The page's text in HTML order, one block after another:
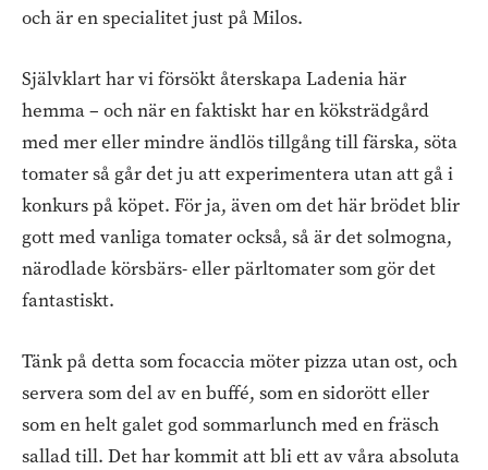
och är en specialitet just på Milos.
Självklart har vi försökt återskapa Ladenia här
hemma – och när en faktiskt har en köksträdgård
med mer eller mindre ändlös tillgång till färska, söta
tomater så går det ju att experimentera utan att gå i
konkurs på köpet. För ja, även om det här brödet blir
gott med vanliga tomater också, så är det solmogna,
närodlade körsbärs- eller pärltomater som gör det
fantastiskt.
Tänk på detta som focaccia möter pizza utan ost, och
servera som del av en buffé, som en sidorött eller
som en helt galet god sommarlunch med en fräsch
sallad till. Det har kommit att bli ett av våra absoluta